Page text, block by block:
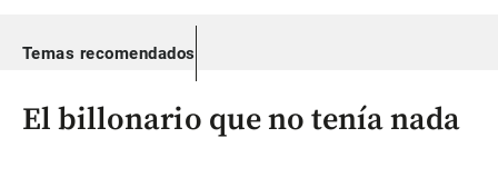
Temas recomendados
El billonario que no tenía nada